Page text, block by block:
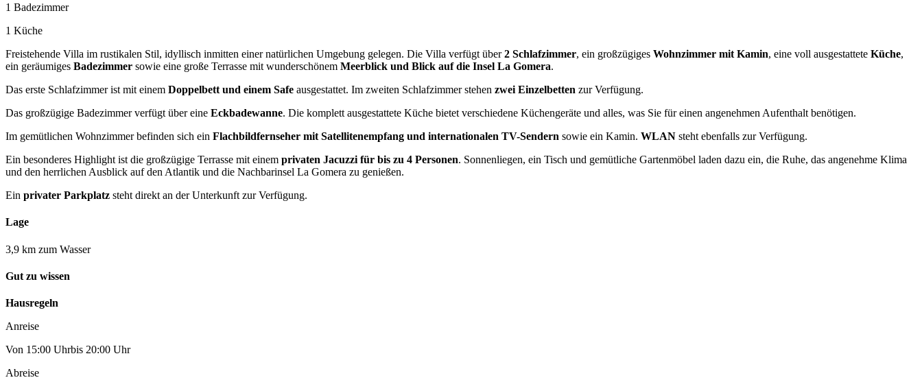
1 Badezimmer
1 Küche
Freistehende Villa im rustikalen Stil, idyllisch inmitten einer natürlichen Umgebung gelegen. Die Villa verfügt über2 Schlafzimmer, ein großzügiges Wohnzimmer mit Kamin, eine voll ausgestattete Küche,
ein geräumiges Badezimmer sowie eine große Terrasse mit wunderschönem Meerblick und Blick auf die Insel La Gomera.
Das erste Schlafzimmer ist mit einem Doppelbett und einem Safe ausgestattet. Im zweiten Schlafzimmer stehen zwei Einzelbetten zur Verfügung.
Das großzügige Badezimmer verfügt über eine Eckbadewanne. Die komplett ausgestattete Küche bietet verschiedene Küchengeräte und alles, was Sie für einen angenehmen Aufenthalt benötigen.
Im gemütlichen Wohnzimmer befinden sich ein Flachbildfernseher mit Satellitenempfang und internationalen TV-Sendern sowie ein Kamin. WLAN steht ebenfalls zur Verfügung.
Ein besonderes Highlight ist die großzügige Terrasse mit einem privaten Jacuzzi für bis zu 4 Personen. Sonnenliegen, ein Tisch und gemütliche Gartenmöbel laden dazu ein, die Ruhe, das angenehme Klima
und den herrlichen Ausblick auf den Atlantik und die Nachbarinsel La Gomera zu genießen.
Ein privater Parkplatz steht direkt an der Unterkunft zur Verfügung.
Lage
3,9 km zum Wasser
Gut zu wissen
Hausregeln
Anreise
Von 15:00 Uhrbis 20:00 Uhr
Abreise